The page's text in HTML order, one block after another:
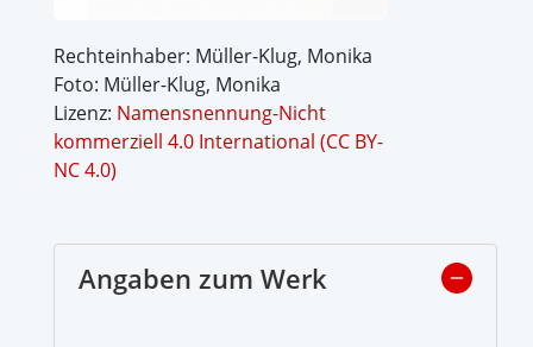
Rechteinhaber: Müller-Klug, Monika
Foto: Müller-Klug, Monika
Lizenz: Namensnennung-Nicht
kommerziell 4.0 International (CC BY-
NC 4.0)
Angaben zum Werk